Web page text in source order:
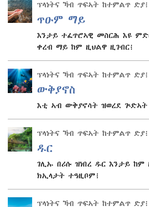
ፕላነትና ኻብ ጥፍኣት ከተምልጥ ድያ፧
ጥዑም ማይ
እንታይ ተፈጥሮኣዊ መስርሕ እዩ
ቀረብ ማይ ከም ዚህልዋ ዚገብር፧
ፕላነትና ኻብ ጥፍኣት ከተምልጥ ድያ፧
ውቅያኖስ
እቲ ኣብ ውቅያኖሳት ዝወረደ ጕድኣት
ፕላነትና ኻብ ጥፍኣት ከተምልጥ ድያ፧
ዱር
ገሊኡ በሪሱ ዝነበረ ዱር እንታይ
ክኢላታት ተዓዚቦም፧
ፕላነትና ኻብ ጥፍኣት ከተምልጥ ድያ፧